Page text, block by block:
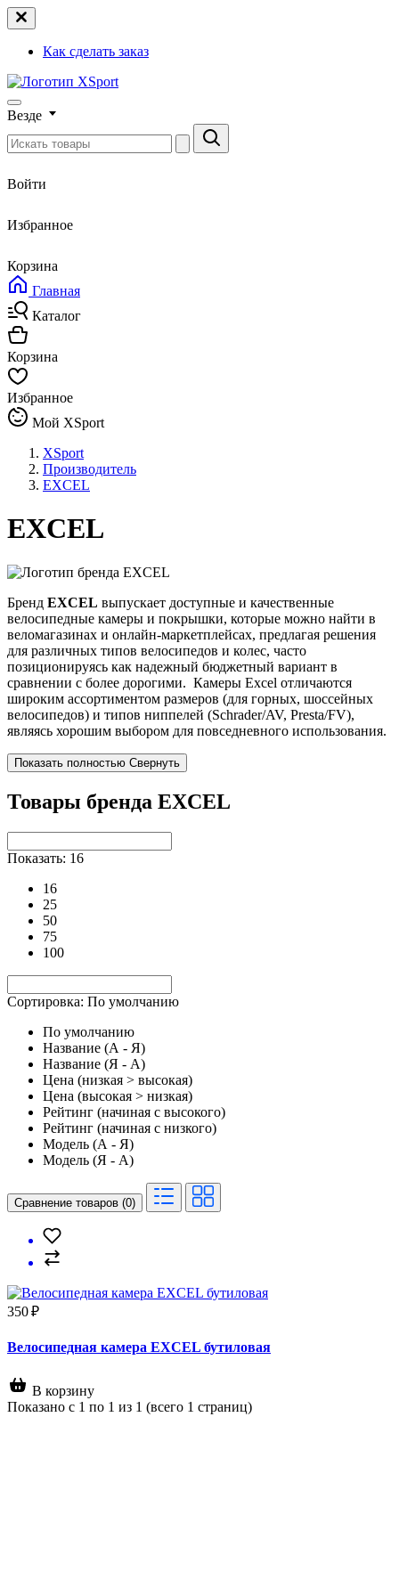
Как сделать заказ
Везде
Войти
Избранное
Корзина
Главная
Каталог
Корзина
Избранное
Мой XSport
XSport
Производитель
EXCEL
EXCEL
Бренд EXCEL выпускает доступные и качественные
велосипедные камеры и покрышки, которые можно найти в
веломагазинах и онлайн-маркетплейсах, предлагая решения
для различных типов велосипедов и колес, часто
позиционируясь как надежный бюджетный вариант в
сравнении с более дорогими. Камеры Excel отличаются
широким ассортиментом размеров (для горных, шоссейных
велосипедов) и типов ниппелей (Schrader/AV, Presta/FV),
являясь хорошим выбором для повседневного использования.
Показать полностью Свернуть
Товары бренда EXCEL
Показать: 16
16
25
50
75
100
Сортировка: По умолчанию
По умолчанию
Название (А - Я)
Название (Я - А)
Цена (низкая > высокая)
Цена (высокая > низкая)
Рейтинг (начиная с высокого)
Рейтинг (начиная с низкого)
Модель (А - Я)
Модель (Я - А)
Сравнение товаров (0)
350 ₽
Велосипедная камера EXCEL бутиловая
В корзину
Показано с 1 по 1 из 1 (всего 1 страниц)